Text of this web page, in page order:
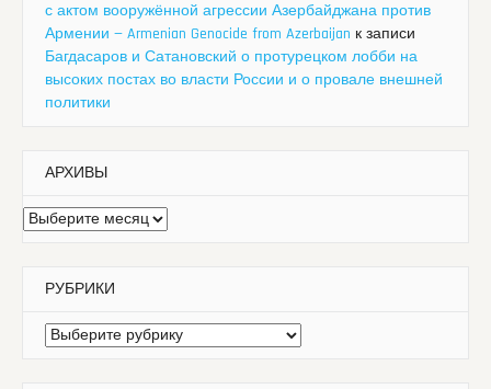
с актом вооружённой агрессии Азербайджана против
Армении — Armenian Genocide from Azerbaijan к записи
Багдасаров и Сатановский о протурецком лобби на
высоких постах во власти России и о провале внешней
политики
АРХИВЫ
Архивы
РУБРИКИ
Рубрики